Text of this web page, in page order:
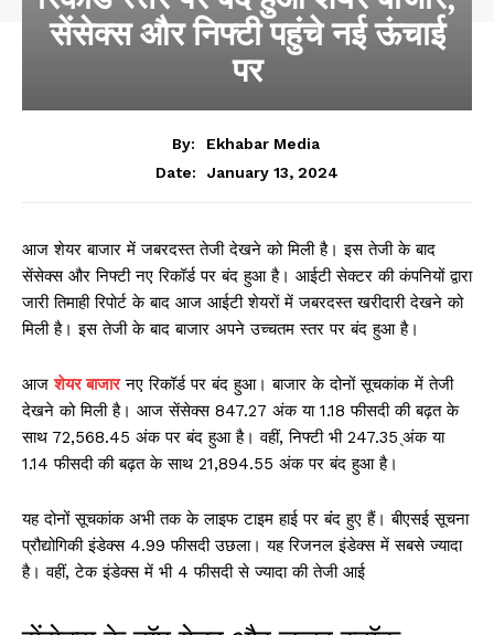
सेंसेक्स और निफ्टी पहुंचे नई ऊंचाई
पर
By:
Ekhabar Media
Date:
January 13, 2024
आज शेयर बाजार में जबरदस्त तेजी देखने को मिली है। इस तेजी के बाद
सेंसेक्स और निफ्टी नए रिकॉर्ड पर बंद हुआ है। आईटी सेक्टर की कंपनियों द्वारा
जारी तिमाही रिपोर्ट के बाद आज आईटी शेयरों में जबरदस्त खरीदारी देखने को
मिली है। इस तेजी के बाद बाजार अपने उच्चतम स्तर पर बंद हुआ है।
आजशेयर बाजारनए रिकॉर्ड पर बंद हुआ। बाजार के दोनों सूचकांक में तेजी
देखने को मिली है। आज सेंसेक्स 847.27 अंक या 1.18 फीसदी की बढ़त के
साथ 72,568.45 अंक पर बंद हुआ है। वहीं, निफ्टी भी 247.35 ्अंक या
1.14 फीसदी की बढ़त के साथ 21,894.55 अंक पर बंद हुआ है।
यह दोनों सूचकांक अभी तक के लाइफ टाइम हाई पर बंंद हुए हैं। बीएसई सूचना
प्रौद्योगिकी इंडेक्स 4.99 फीसदी उछला। यह रिजनल इंडेक्स में सबसे ज्यादा
है। वहीं, टेक इंडेक्स में भी 4 फीसदी से ज्यादा की तेजी आई